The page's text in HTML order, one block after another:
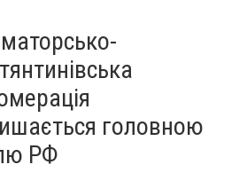
головною
РФ